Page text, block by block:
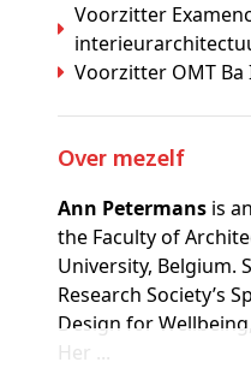
Voorzitter
Voorzitter OMT
Over mezelf
Ann Petermans is
the Faculty of
University, Belgium.
Research Society’s
Design for
Her ...